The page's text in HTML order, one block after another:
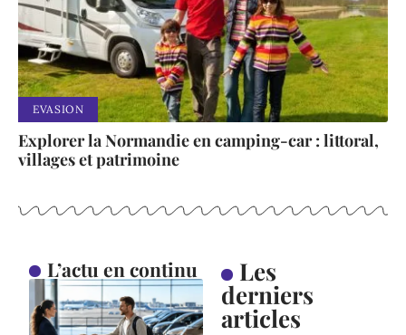
EVASION
Explorer la Normandie en camping-car : littoral,
villages et patrimoine
L’actu en continu Les
derniers
articles